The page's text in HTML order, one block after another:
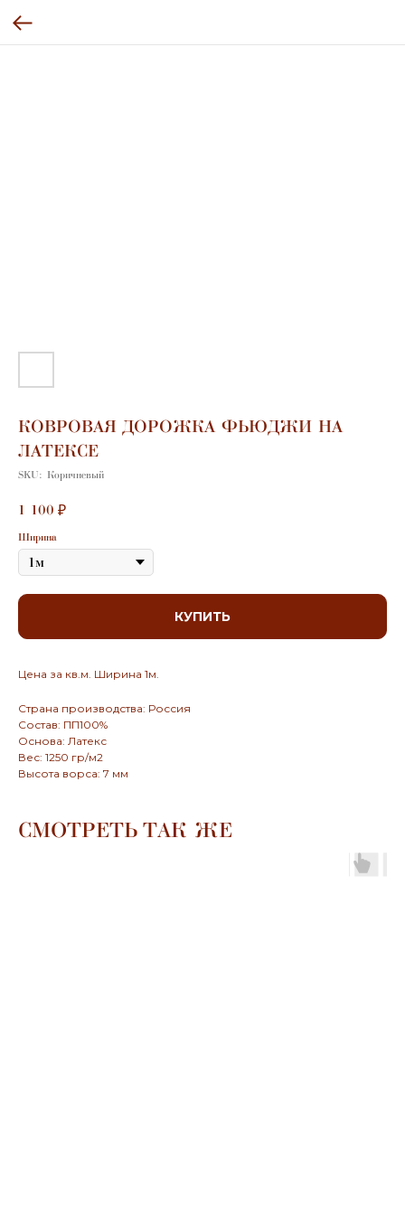
КОВРОВАЯ ДОРОЖКА ФЬЮДЖИ НА
ЛАТЕКСЕ
SKU: Коричневый
1 100 ₽
Ширина
КУПИТЬ
Цена за кв.м. Ширина 1м.
Страна производства: Россия
Состав: ПП100%
Основа: Латекс
Вес: 1250 гр/м2
Высота ворса: 7 мм
СМОТРЕТЬ ТАК ЖЕ